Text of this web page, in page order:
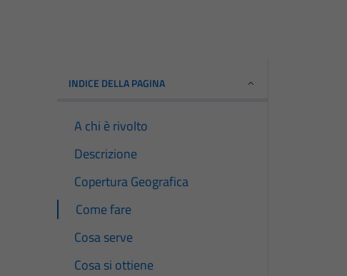
INDICE DELLA PAGINA
A chi è rivolto
Descrizione
Copertura Geografica
Come fare
Cosa serve
Cosa si ottiene